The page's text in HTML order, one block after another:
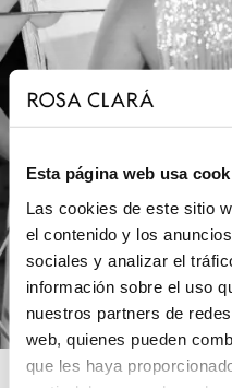
Esta página web usa
Las cookies de este sitio
el contenido y los
sociales y analizar el
información sobre el uso
nuestros partners de
web, quienes pueden
que les haya
ROSA CLARÁ GATSBY